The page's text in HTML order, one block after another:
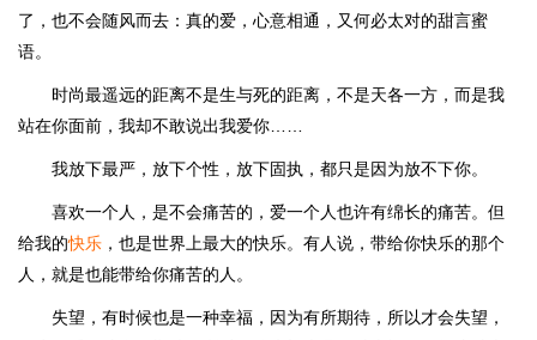
了，也不会随风而去：真的爱，心意相通，又何必太对的甜言蜜
语。
时尚最遥远的距离不是生与死的距离，不是天各一方，而是我
站在你面前，我却不敢说出我爱你……
我放下最严，放下个性，放下固执，都只是因为放不下你。
喜欢一个人，是不会痛苦的，爱一个人也许有绵长的痛苦。但
给我的快乐 ，也是世界上最大的快乐。有人说，带给你快乐的那个
人，就是也能带给你痛苦的人。
失望，有时候也是一种幸福，因为有所期待，所以才会失望，